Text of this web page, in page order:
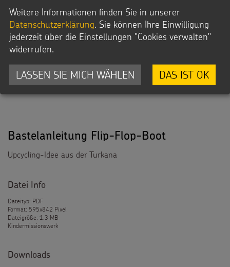
SAMMLUNG
Bastelanleitung Flip-Flop-Boot
Upcycling-Idee aus der Turkana
Datei Info
Dateityp: PDF
Format: 595x842 Pixel
Dateigröße: 1,3 MB
Kindermissionswerk
Downloads
Weitere Informationen finden Sie in unserer
Datenschutzerklärung. Sie können Ihre Einwilligung
jederzeit über die Einstellungen "Cookies verwalten"
widerrufen.
LASSEN SIE MICH WÄHLEN DAS IST OK